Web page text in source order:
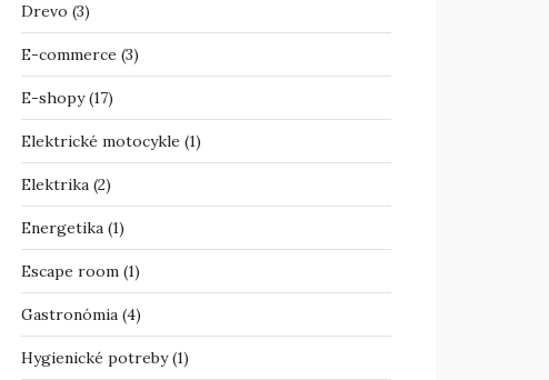
Drevo (3)
E-commerce (3)
E-shopy(17)
Elektrické motocykle (1)
Elektrika(2)
Energetika(1)
Escape room(1)
Gastronómia(4)
Hygienické potreby(1)